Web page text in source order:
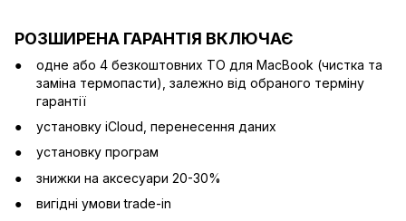
РОЗШИРЕНА ГАРАНТІЯ ВКЛЮЧАЄ
одне або 4 безкоштовних ТО для MacBook (чистка та
заміна термопасти), залежно від обраного терміну
гарантії
установку iCloud, перенесення даних
установку програм
знижки на аксесуари 20-30%
вигідні умови trade-in